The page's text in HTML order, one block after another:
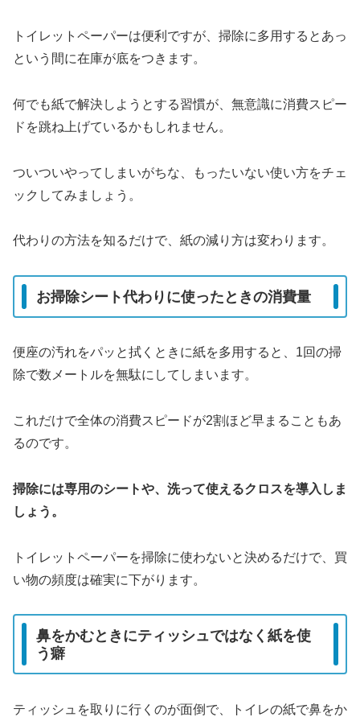
トイレットペーパーは便利ですが、掃除に多用するとあっ
という間に在庫が底をつきます。
何でも紙で解決しようとする習慣が、無意識に消費スピー
ドを跳ね上げているかもしれません。
ついついやってしまいがちな、もったいない使い方をチェ
ックしてみましょう。
代わりの方法を知るだけで、紙の減り方は変わります。
お掃除シート代わりに使ったときの消費量
便座の汚れをパッと拭くときに紙を多用すると、1回の掃
除で数メートルを無駄にしてしまいます。
これだけで全体の消費スピードが2割ほど早まることもあ
るのです。
掃除には専用のシートや、洗って使えるクロスを導入しま
しょう。
トイレットペーパーを掃除に使わないと決めるだけで、買
い物の頻度は確実に下がります。
鼻をかむときにティッシュではなく紙を使
う癖
ティッシュを取りに行くのが面倒で、トイレの紙で鼻をか